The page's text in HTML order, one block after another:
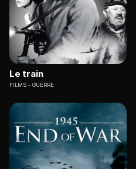
Le train
FILMS GUERRE